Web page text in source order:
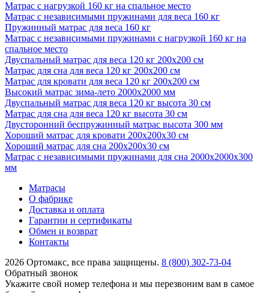
Матрас с нагрузкой 160 кг на спальное место
Матрас с независимыми пружинами для веса 160 кг
Пружинный матрас для веса 160 кг
Матрас с независимыми пружинами с нагрузкой 160 кг на
спальное место
Двуспальный матрас для веса 120 кг 200х200 см
Матрас для сна для веса 120 кг 200х200 см
Матрас для кровати для веса 120 кг 200х200 см
Высокий матрас зима-лето 2000х2000 мм
Двуспальный матрас для веса 120 кг высота 30 см
Матрас для сна для веса 120 кг высота 30 см
Двусторонний беспружинный матрас высота 300 мм
Хороший матрас для кровати 200х200х30 см
Хороший матрас для сна 200х200х30 см
Матрас с независимыми пружинами для сна 2000х2000х300
мм
Матрасы
О фабрике
Доставка и оплата
Гарантии и сертификаты
Обмен и возврат
Контакты
2026 Ортомакс, все права защищены. 8 (800) 302-73-04
Обратный звонок
Укажите свой номер телефона и мы перезвоним вам в самое